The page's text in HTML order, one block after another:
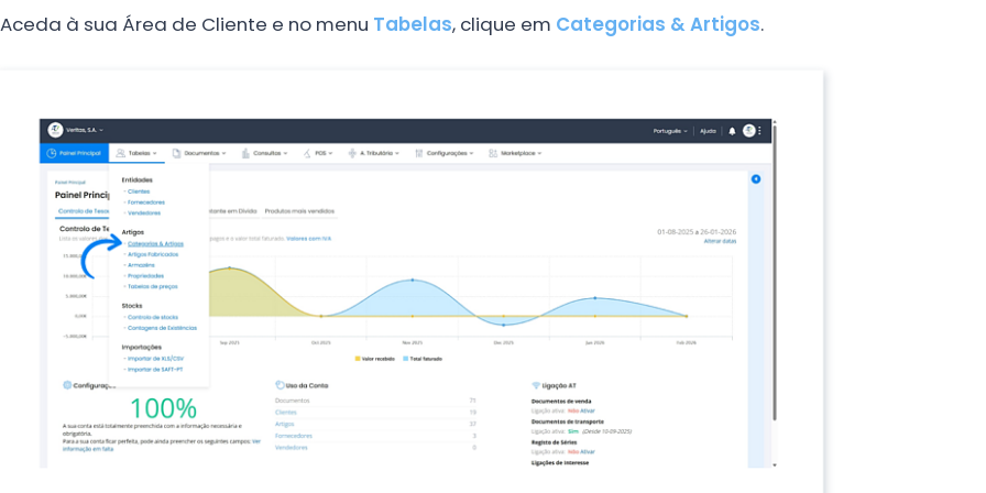
à sua Área de Cliente e no menu Tabelas, clique em Categorias & Artigos.